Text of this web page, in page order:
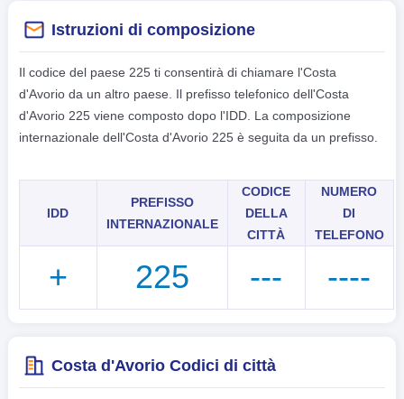
Istruzioni di composizione
Il codice del paese 225 ti consentirà di chiamare l'Costa
d'Avorio da un altro paese. Il prefisso telefonico dell'Costa
d'Avorio 225 viene composto dopo l'IDD. La composizione
internazionale dell'Costa d'Avorio 225 è seguita da un prefisso.
IDD
PREFISSO
INTERNAZIONALE
CODICE
DELLA
CITTÀ
NUMERO
DI
TELEFONO
+ 225 --- ----
Costa d'Avorio Codici di città